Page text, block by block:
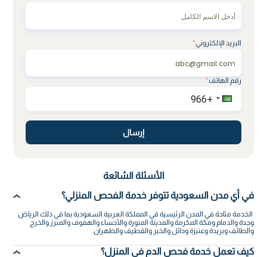
البريد الإلكتروني*
رقم الهاتف*
إرسال
الأسئلة الشائعة
في أي مدن السعودية تتوفر خدمة الفحص المنزلي؟
الخدمة متاحة في المدن الرئيسية في المملكة العربية السعودية بما في ذلك الرياض
وجدة والدمام ومكة المكرمة والمدينة المنورة والأحساء والهفوف والمبرز والخرج
والطائف وبريدة وعنيزة وحائل والخبر والقطيف والظهران.
كيف تعمل خدمة فحص الدم في المنزل؟